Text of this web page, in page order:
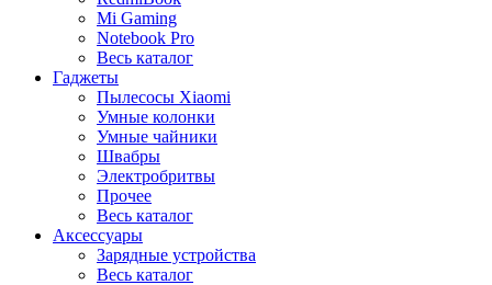
Mi Gaming
Notebook Pro
Весь каталог
Гаджеты
Пылесосы Xiaomi
Умные колонки
Умные чайники
Швабры
Электробритвы
Прочее
Весь каталог
Аксессуары
Зарядные устройства
Весь каталог